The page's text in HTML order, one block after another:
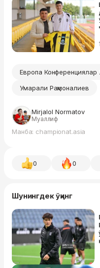
Европа Конференциялар
Умарали Раҳмоналиев
Mirjalol Normatov
Муаллиф
Манба: championat.asia
0 0
Шунингдек ўқинг